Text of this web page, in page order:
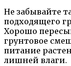
Не забывайте
подходящего
Хорошо
грунтовое
питание
лишней влаги.